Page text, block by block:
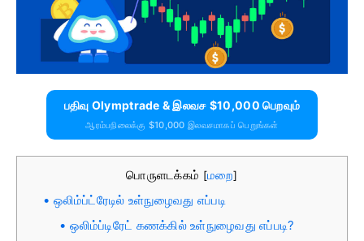
பதிவு Olymptrade & இலவச $10,000 பெறவும்
ஆரம்பநிலைக்கு $10,000 இலவசமாகப் பெறுங்கள்
பொருளடக்கம் [மறை]
ஒலிம்ப்ட்ரேடில் உள்நுழைவது எப்படி
ஒலிம்ப்டிரேட் கணக்கில் உள்நுழைவது எப்படி?